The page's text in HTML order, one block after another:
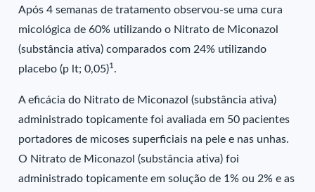
Após 4 semanas de tratamento observou-se uma cura
micológica de 60% utilizando o Nitrato de Miconazol
(substância ativa) comparados com 24% utilizando
placebo (p lt; 0,05)1 .
A eficácia do Nitrato de Miconazol (substância ativa)
administrado topicamente foi avaliada em 50 pacientes
portadores de micoses superficiais na pele e nas unhas.
O Nitrato de Miconazol (substância ativa) foi
administrado topicamente em solução de 1% ou 2% e as